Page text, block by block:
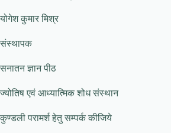
योगेश कुमार मिश्र
संस्थापक
सनातन ज्ञान पीठ
ज्योतिष एवं आध्यात्मिक शोध संस्थान
कुण्डली परामर्श हेतु सम्पर्क कीजिये